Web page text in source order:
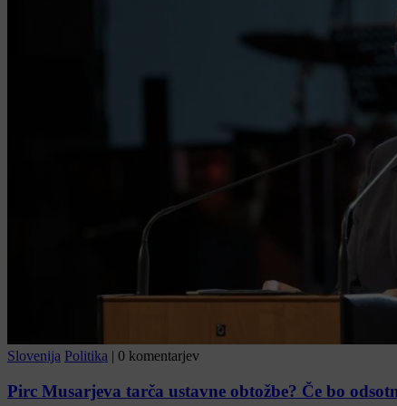
Slovenija Politika | 0 komentarjev
Pirc Musarjeva tarča ustavne obtožbe? Če bo